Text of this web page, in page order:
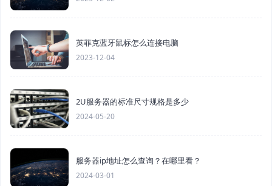
英菲克蓝牙鼠标怎么连接电脑
2023-12-04
2U服务器的标准尺寸规格是多少
2024-05-20
服务器ip地址怎么查询？在哪里看？
2024-03-01